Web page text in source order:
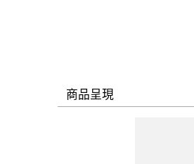
商品呈現